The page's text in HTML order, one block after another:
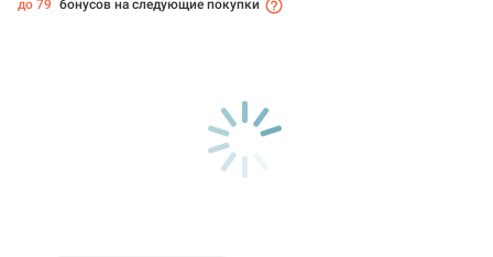
до 79 бонусов на следующие покупки